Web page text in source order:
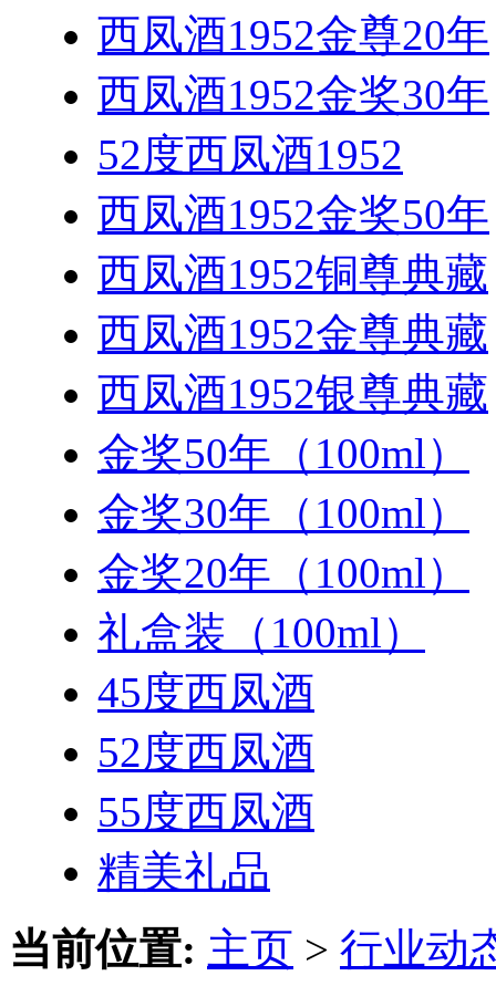
西凤酒1952金尊20年
西凤酒1952金奖30年
52度西凤酒1952
西凤酒1952金奖50年
西凤酒1952铜尊典藏
西凤酒1952金尊典藏
西凤酒1952银尊典藏
金奖50年（100ml）
金奖30年（100ml）
金奖20年（100ml）
礼盒装（100ml）
45度西凤酒
52度西凤酒
55度西凤酒
精美礼品
当前位置: 主页 > 行业动